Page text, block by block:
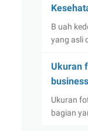
B uah
yang asli
Ukuran
Ukuran
bagian